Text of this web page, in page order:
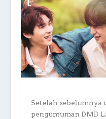
Setelah sebelumnya
pengumuman DMD